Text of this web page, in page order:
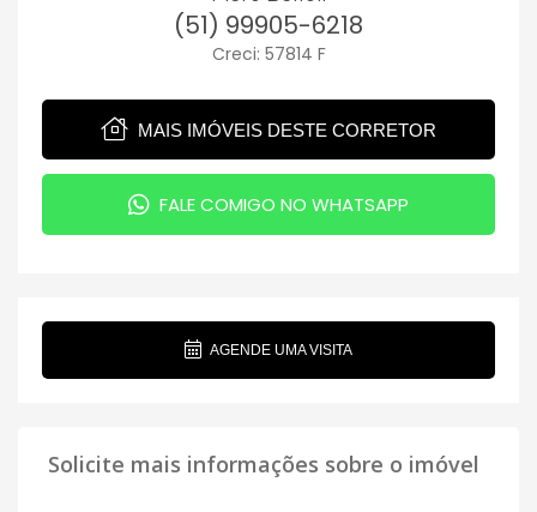
(51) 99905-6218
Creci: 57814 F
MAIS IMÓVEIS DESTE CORRETOR
FALE COMIGO NO WHATSAPP
AGENDE UMA VISITA
Solicite mais informações sobre o imóvel